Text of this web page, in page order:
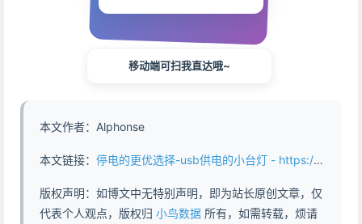
移动端可扫我直达哦~
本文作者：Alphonse
本文链接： 停电的更优选择-usb供电的小台灯 - https://www.abddb.com/usb_powered_led_lights.html
版权声明：如博文中无特别声明，即为站长原创文章，仅
代表个人观点，版权归 小鸟数据 所有，如需转载，烦请